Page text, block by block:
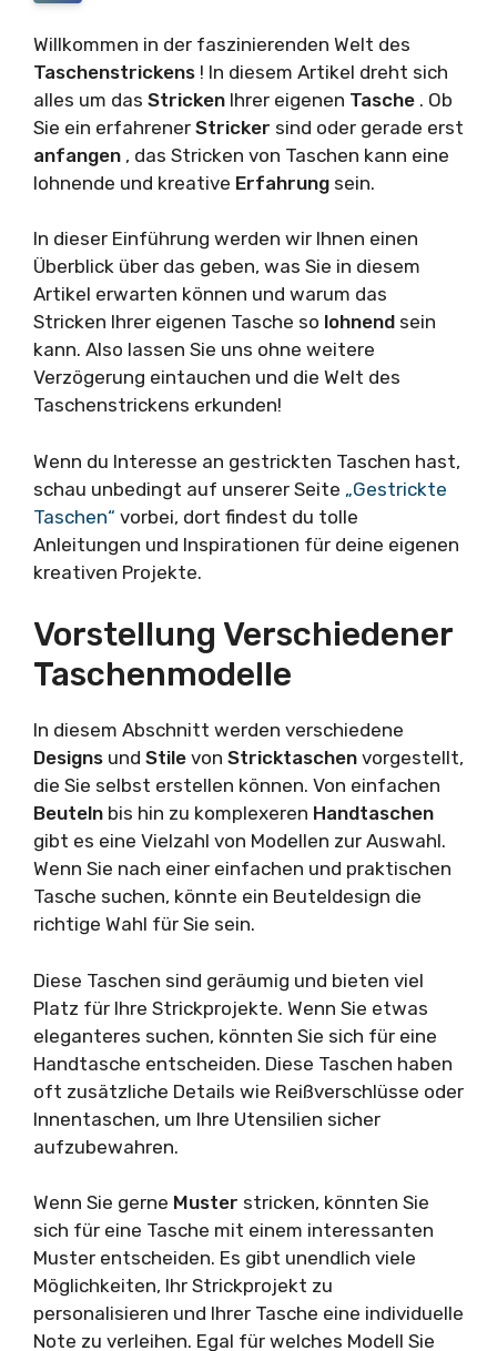
Willkommen in der faszinierenden Welt des
Taschenstrickens ! In diesem Artikel dreht sich
alles um das Stricken Ihrer eigenen Tasche . Ob
Sie ein erfahrener Stricker sind oder gerade erst
anfangen , das Stricken von Taschen kann eine
lohnende und kreative Erfahrung sein.
In dieser Einführung werden wir Ihnen einen
Überblick über das geben, was Sie in diesem
Artikel erwarten können und warum das
Stricken Ihrer eigenen Tasche so lohnend sein
kann. Also lassen Sie uns ohne weitere
Verzögerung eintauchen und die Welt des
Taschenstrickens erkunden!
Wenn du Interesse an gestrickten Taschen hast,
schau unbedingt auf unserer Seite „Gestrickte
Taschen“ vorbei, dort findest du tolle
Anleitungen und Inspirationen für deine eigenen
kreativen Projekte.
Vorstellung Verschiedener
Taschenmodelle
In diesem Abschnitt werden verschiedene
Designs und Stile von Stricktaschen vorgestellt,
die Sie selbst erstellen können. Von einfachen
Beuteln bis hin zu komplexeren Handtaschen
gibt es eine Vielzahl von Modellen zur Auswahl.
Wenn Sie nach einer einfachen und praktischen
Tasche suchen, könnte ein Beuteldesign die
richtige Wahl für Sie sein.
Diese Taschen sind geräumig und bieten viel
Platz für Ihre Strickprojekte. Wenn Sie etwas
eleganteres suchen, könnten Sie sich für eine
Handtasche entscheiden. Diese Taschen haben
oft zusätzliche Details wie Reißverschlüsse oder
Innentaschen, um Ihre Utensilien sicher
aufzubewahren.
Wenn Sie gerne Muster stricken, könnten Sie
sich für eine Tasche mit einem interessanten
Muster entscheiden. Es gibt unendlich viele
Möglichkeiten, Ihr Strickprojekt zu
personalisieren und Ihrer Tasche eine individuelle
Note zu verleihen. Egal für welches Modell Sie